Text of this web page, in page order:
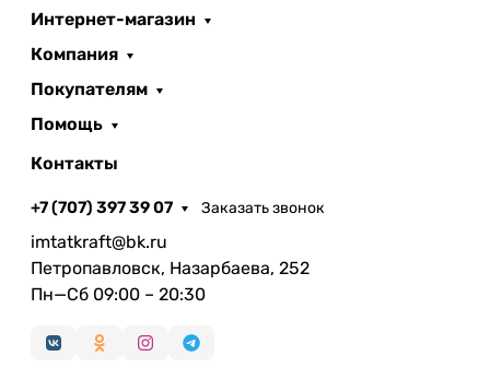
Интернет-магазин
Компания
Покупателям
Помощь
Контакты
+7 (707) 397 39 07 Заказать звонок
imtatkraft@bk.ru
Петропавловск, Назарбаева, 252
Пн—Сб 09:00 – 20:30